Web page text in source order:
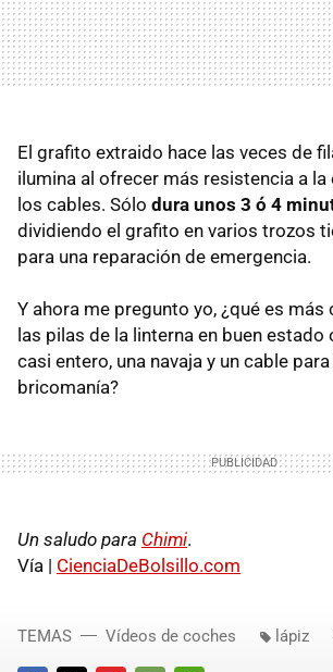
El grafito extraido hace las veces de
ilumina al ofrecer más resistencia a
los cables. Sólo dura unos 3 ó 4
dividiendo el grafito en varios trozos
para una reparación de emergencia.
Y ahora me pregunto yo, ¿qué es más
las pilas de la linterna en buen estado
casi entero, una navaja y un cable
bricomanía?
Un saludo para Chimi.
Vía | CienciaDeBolsillo.com
TEMAS Vídeos de coches lápiz